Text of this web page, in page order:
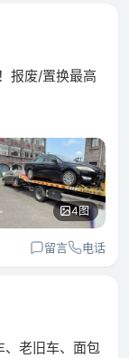
报废/置换最高
4图
留言 电话
、老旧车、面包